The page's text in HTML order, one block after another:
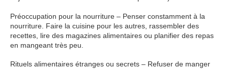
Préoccupation pour la nourriture – Penser constamment à la
nourriture. Faire la cuisine pour les autres, rassembler des
recettes, lire des magazines alimentaires ou planifier des repas
en mangeant très peu.
Rituels alimentaires étranges ou secrets – Refuser de manger